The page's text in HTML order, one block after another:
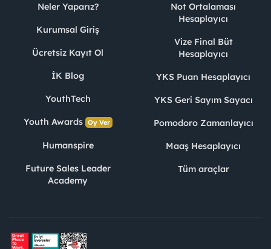
Neler Yaparız?
Kurumsal Giriş
Ücretsiz Kayıt Ol
İK Blog
YouthTech
Youth Awards Oy Ver
Humanspire
Future Sales Leader
Academy
Not Ortalaması
Hesaplayıcı
Vize Final Büt
Hesaplayıcı
YKS Puan Hesaplayıcı
YKS Geri Sayım Sayacı
Pomodoro Zamanlayıcı
Maaş Hesaplayıcı
Tüm araçlar